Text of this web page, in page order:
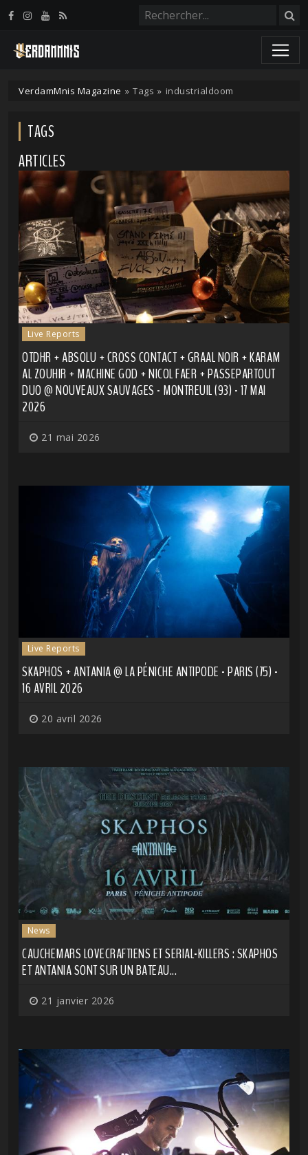
VerdamMnis Magazine » Tags » industrialdoom
TAGS
ARTICLES
Live Reports
OTDHR + ABSOLU + CROSS CONTACT + GRAAL NOIR + KARAM
AL ZOUHIR + MACHINE GOD + NICOL FAER + PASSEPARTOUT
DUO @ NOUVEAUX SAUVAGES - MONTREUIL (93) - 17 MAI
2026
21 mai 2026
Live Reports
SKAPHOS + ANTANIA @ LA PÉNICHE ANTIPODE - PARIS (75) -
16 AVRIL 2026
20 avril 2026
News
CAUCHEMARS LOVECRAFTIENS ET SERIAL-KILLERS : SKAPHOS
ET ANTANIA SONT SUR UN BATEAU...
21 janvier 2026
Panneau de gestion des cookies